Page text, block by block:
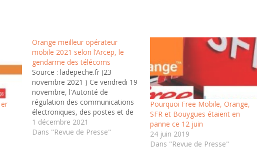
Orange meilleur opérateur
mobile 2021 selon l’Arcep, le
gendarme des télécoms
Source : ladepeche.fr (23
novembre 2021 ) Ce vendredi 19
novembre, l'Autorité de
régulation des communications
électroniques, des postes et de
la distribution de la presse
(Arcep) a publié les résultats de
1 décembre 2021
Dans "Revue de Presse"
Pourquoi Free Mobile, Orange,
SFR et Bouygues étaient en
panne ce 12 juin
24 juin 2019
Dans "Revue de Presse"